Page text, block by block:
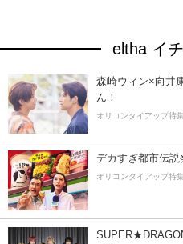
eltha イ
森崎ウィン×向井
ん！
オリコンタイアップ特
デカすぎ都市伝
オリコンタイアップ特